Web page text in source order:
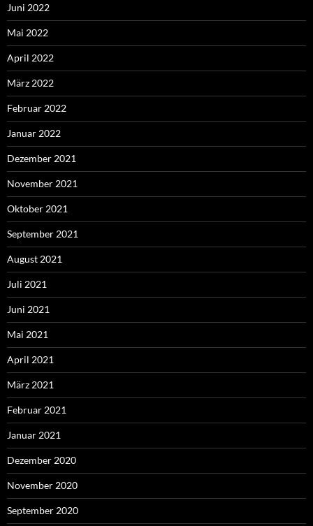
Juni 2022
Mai 2022
April 2022
März 2022
Februar 2022
Januar 2022
Dezember 2021
November 2021
Oktober 2021
September 2021
August 2021
Juli 2021
Juni 2021
Mai 2021
April 2021
März 2021
Februar 2021
Januar 2021
Dezember 2020
November 2020
September 2020